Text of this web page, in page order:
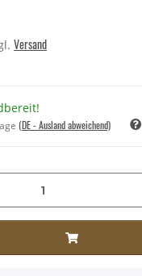
Versand
(DE - Ausland abweichend)